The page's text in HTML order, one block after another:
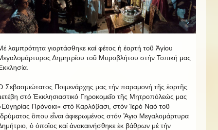
λαμπρότητα γιορτάσθηκε καί φέτος ἡ ἑορτή τοῦ Ἁγίου
Δημητρίου τοῦ Μυροβλήτου στήν Τοπική μας
Σεβασμιώτατος Ποιμενάρχης μας τήν παραμονή τῆς ἑορτῆς
στό Ἐκκλησιαστικό Γηροκομεῖο τῆς Μητροπόλεώς μας
Πρόνοια» στό Καρλόβασι, στόν Ἱερό Ναό τοῦ
ὃπου εἶναι ἀφιερωμένος στόν Ἃγιο Μεγαλομάρτυρα
ὁ ὁποῖος καί ἀνακαινήσθηκε ἐκ βάθρων μέ τήν